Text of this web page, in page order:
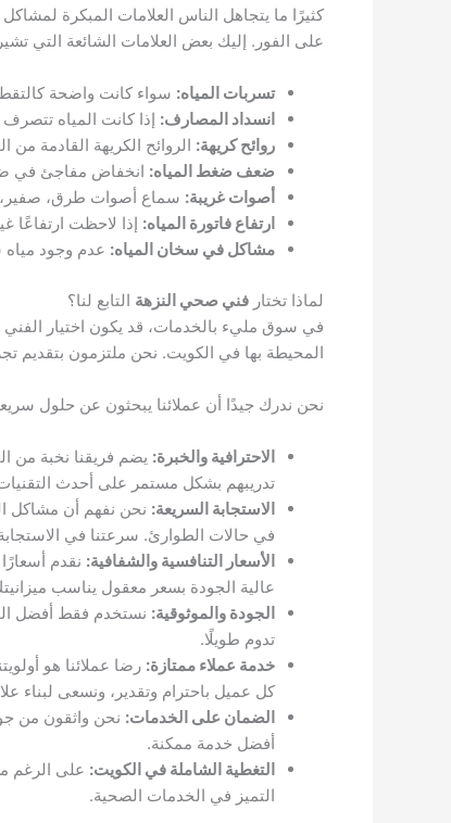
كثيرًا ما يتجاهل الناس العلامات المبكرة
على الفور. إليك بعض العلامات الشائعة التي
تسربات المياه: سواء كانت واضحة
انسداد المصارف: إذا كانت المياه
روائح كريهة: الروائح الكريهة القادمة
ضعف ضغط المياه: انخفاض مفاجئ في
أصوات غريبة: سماع أصوات طرق، صفير،
ارتفاع فاتورة المياه: إذا لاحظت ارتفاعًا
مشاكل في سخان المياه: عدم وجود
لماذا تختار فني صحي النزهة التابع لنا؟
في سوق مليء بالخدمات، قد يكون اختيار الفني
المحيطة بها في الكويت. نحن ملتزمون بتقديم
نحن ندرك جيدًا أن عملائنا يبحثون عن حلول
الاحترافية والخبرة: يضم فريقنا نخبة من
تدريبهم بشكل مستمر على أحدث
الاستجابة السريعة: نحن نفهم أن مشاكل
في حالات الطوارئ. سرعتنا في
الأسعار التنافسية والشفافية: نقدم
عالية الجودة بسعر معقول يناسب
الجودة والموثوقية: نستخدم فقط أفضل
تدوم طويلًا.
خدمة عملاء ممتازة: رضا عملائنا هو
كل عميل باحترام وتقدير، ونسعى لبناء
الضمان على الخدمات: نحن واثقون من
أفضل خدمة ممكنة.
التغطية الشاملة في الكويت: على الرغم
التميز في الخدمات الصحية.